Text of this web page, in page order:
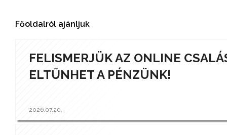
Főoldalról ajánljuk
FELISMERJÜK AZ ONLINE
ELTŰNHET A PÉNZÜNK!
2026.07.20.